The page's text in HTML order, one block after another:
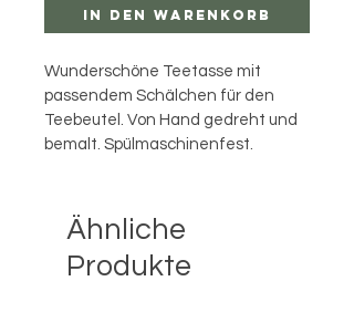
In den Warenkorb
Wunderschöne Teetasse mit
passendem Schälchen für den
Teebeutel. Von Hand gedreht und
bemalt. Spülmaschinenfest.
Ähnliche
Produkte